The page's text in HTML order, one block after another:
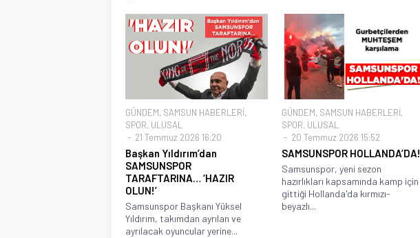
GÜNDEM, SAMSUN HABERLERİ,
SPOR, ULUSAL
21 Temmuz 2026 16:20
Başkan Yıldırım’dan
SAMSUNSPOR
TARAFTARINA… ‘HAZIR
OLUN!’
Samsunspor Başkanı Yüksel
Yıldırım, takımdan ayrılan ve
ayrılacak oyuncular yerine...
GÜNDEM, SAMSUN HABERLERİ,
SPOR, ULUSAL
20 Temmuz 2026 15:52
SAMSUNSPOR HOLLANDA’DA!
Samsunspor, yeni sezon
hazırlıkları kapsamında kamp için
gittiği Hollanda'da kırmızı-
beyazlı...